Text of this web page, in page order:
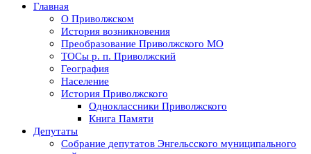
Главная
О Приволжском
История возникновения
Преобразование Приволжского МО
ТОСы р. п. Приволжский
География
Население
История Приволжского
Одноклассники Приволжского
Книга Памяти
Депутаты
Собрание депутатов Энгельсского муниципального